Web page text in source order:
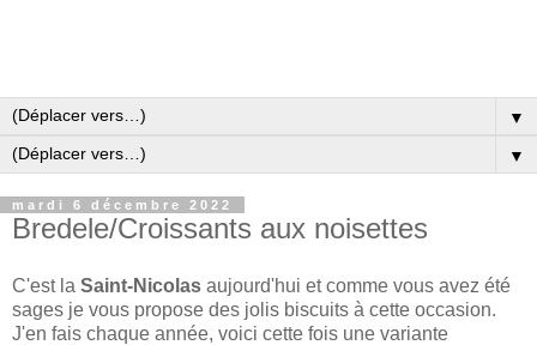
▼
▼
mardi 6 décembre 2022
Bredele/Croissants aux noisettes
C'est la Saint-Nicolas aujourd'hui et comme vous avez été
sages je vous propose des jolis biscuits à cette occasion.
J'en fais chaque année, voici cette fois une variante